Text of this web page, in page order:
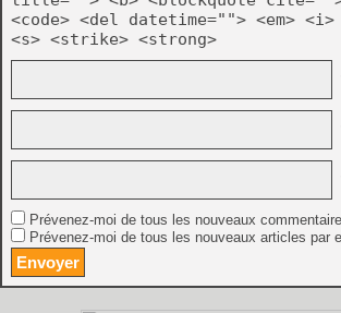
<code> <del datetime=""> <em>
<s> <strike> <strong>
Prévenez-moi de tous les nouveaux
Prévenez-moi de tous les nouveaux articles par